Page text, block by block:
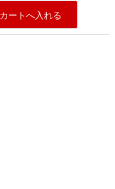
カートへ入れる